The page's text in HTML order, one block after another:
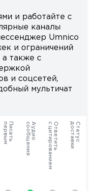
и работайте с
каналы
Umnico
и ограничений
а также с
и соцсетей,
мультичат
П
и
с
а
т
ь
п
е
р
в
ы
м А
у
д
и
о
с
о
о
б
щ
е
н
и
я О
т
в
е
т
и
т
ь
с
ц
и
т
и
р
о
в
а
н
и
е
м С
т
а
т
у
с
д
о
с
т
а
в
к
и